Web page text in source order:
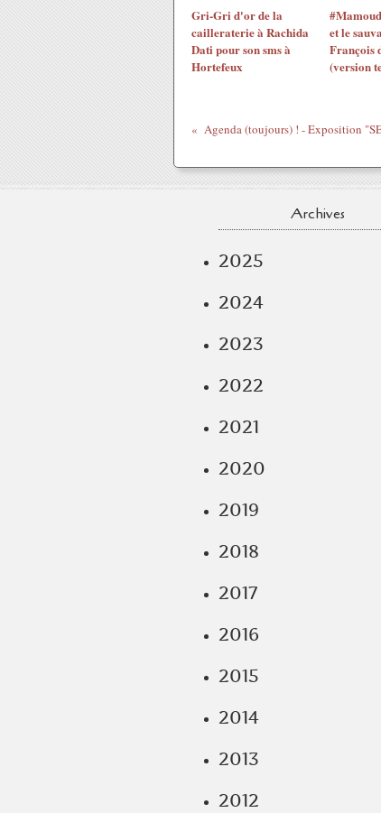
Gri-Gri d'or de la
cailleraterie à Rachida
Dati pour son sms à
Hortefeux
et le
François
(version
Archives
2025
2024
2023
2022
2021
2020
2019
2018
2017
2016
2015
2014
2013
2012